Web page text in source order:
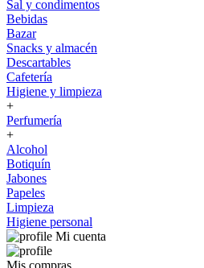
Sal y condimentos
Bebidas
Bazar
Snacks y almacén
Descartables
Cafetería
Higiene y limpieza
+
Perfumería
+
Alcohol
Botiquín
Jabones
Papeles
Limpieza
Higiene personal
Mi cuenta
Mis compras